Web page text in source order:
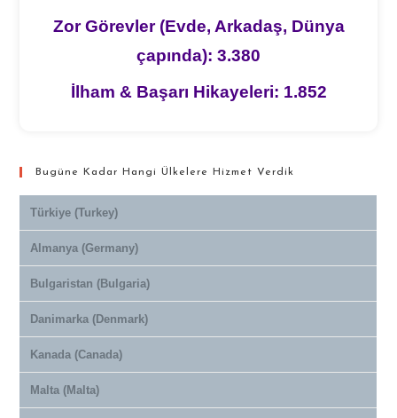
Zor Görevler (Evde, Arkadaş, Dünya
çapında): 3.380
İlham & Başarı Hikayeleri: 1.852
Bugüne Kadar Hangi Ülkelere Hizmet Verdik
Türkiye (Turkey)
Almanya (Germany)
Bulgaristan (Bulgaria)
Danimarka (Denmark)
Kanada (Canada)
Malta (Malta)